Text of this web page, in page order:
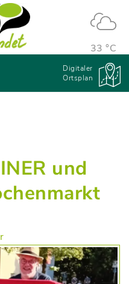
33 °C
Digitaler
Ortsplan
und